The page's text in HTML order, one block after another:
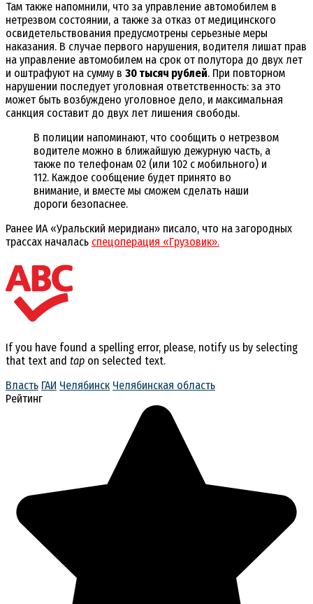
Там также напомнили, что за управление автомобилем в
нетрезвом состоянии, а также за отказ от медицинского
освидетельствования предусмотрены серьезные меры
наказания. В случае первого нарушения, водителя лишат прав
на управление автомобилем на срок от полутора до двух лет
и оштрафуют на сумму в 30 тысяч рублей. При повторном
нарушении последует уголовная ответственность: за это
может быть возбуждено уголовное дело, и максимальная
санкция составит до двух лет лишения свободы.
В полиции напоминают, что сообщить о нетрезвом
водителе можно в ближайшую дежурную часть, а
также по телефонам 02 (или 102 с мобильного) и
112. Каждое сообщение будет принято во
внимание, и вместе мы сможем сделать наши
дороги безопаснее.
Ранее ИА «Уральский меридиан» писало, что на загородных
трассах началась спецоперация «Грузовик».
If you have found a spelling error, please, notify us by selecting
that text and tap on selected text.
Власть ГАИ Челябинск Челябинская область
Рейтинг